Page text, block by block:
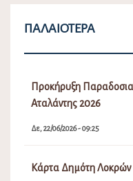
ΠΑΛΑΙΌΤΕΡΑ
Προκήρυξη
Αταλάντης 2026
Δε, 22/06/2026 - 09:25
Κάρτα Δημότη Λοκρών